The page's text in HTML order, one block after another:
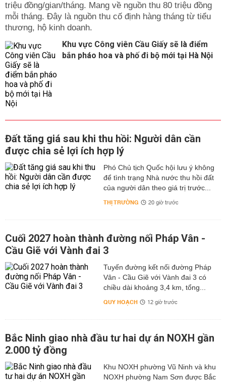
triệu đồng/gian/tháng. Mang về nguồn thu 80 triệu đồng
mỗi tháng. Đây là nguồn thu cố định hàng tháng từ tiểu
thương, hộ kinh doanh.
Khu vực Công viên Cầu Giấy sẽ là điểm
bắn pháo hoa và phố đi bộ mới tại Hà Nội
Đất tăng giá sau khi thu hồi: Người dân cần
được chia sẻ lợi ích hợp lý
Phó Chủ tịch Quốc hội lưu ý không
để tình trạng Nhà nước thu hồi đất
của người dân theo giá trị trước...
THỊ TRƯỜNG 20 giờ trước
Cuối 2027 hoàn thành đường nối Pháp Vân -
Cầu Giẽ với Vành đai 3
Tuyến đường kết nối đường Pháp
Vân - Cầu Giẽ với Vành đai 3 có
chiều dài khoảng 3,4 km, tổng...
QUY HOẠCH 12 giờ trước
Bắc Ninh giao nhà đầu tư hai dự án NOXH gần
2.000 tỷ đồng
Khu NOXH phường Vũ Ninh và khu
NOXH phường Nam Sơn được Bắc